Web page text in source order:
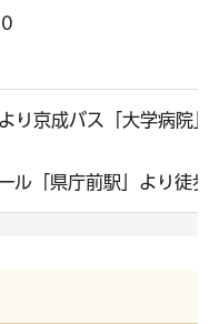
り京成バス「大学病院
ル「県庁前駅」より徒